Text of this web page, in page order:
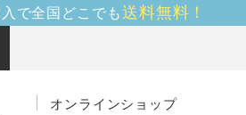
で全国どこでも送料無料！
オンラインショップ